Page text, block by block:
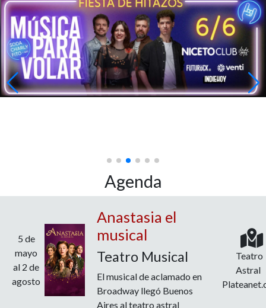
Agenda
5 de
mayo
al 2 de
agosto
Anastasia el
musical
Teatro Musical
El musical de aclamado en
Broadway llegó Buenos
Aires al teatro astral
Teatro
Astral